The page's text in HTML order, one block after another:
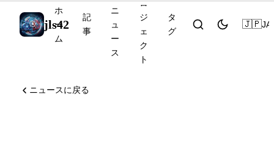
jls42
ホ
ー
ム
記
事
ニ
ュ
ー
ス
ロ
ジ
ェ
ク
ト
タ
グ
🇯🇵JA
ニュースに戻る